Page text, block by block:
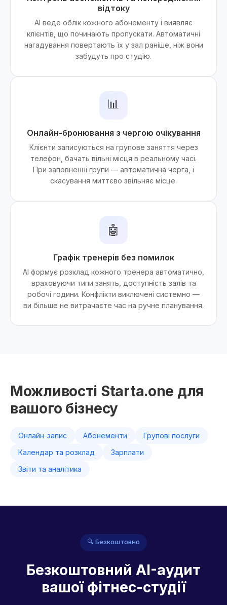
відтоку
AI веде облік кожного абонементу і виявляє
клієнтів, що починають пропускати. Автоматичні
нагадування повертають їх у зал раніше, ніж вони
забудуть про студію.
📊
Онлайн-бронювання з чергою очікування
Клієнти записуються на групове заняття через
телефон, бачать вільні місця в реальному часі.
При заповненні групи — автоматична черга, і
скасування миттєво звільняє місце.
🤖
Графік тренерів без помилок
AI формує розклад кожного тренера автоматично,
враховуючи типи занять, доступність залів та
робочі години. Конфлікти виключені системно —
ви більше не витрачаєте час на ручне планування.
Можливості Starta.one для
вашого бізнесу
Онлайн-запис Абонементи
Групові послуги
Календар та розклад
Зарплати
Звіти та аналітика
🔍 Безкоштовно
Безкоштовний AI-аудит
вашої фітнес-студії